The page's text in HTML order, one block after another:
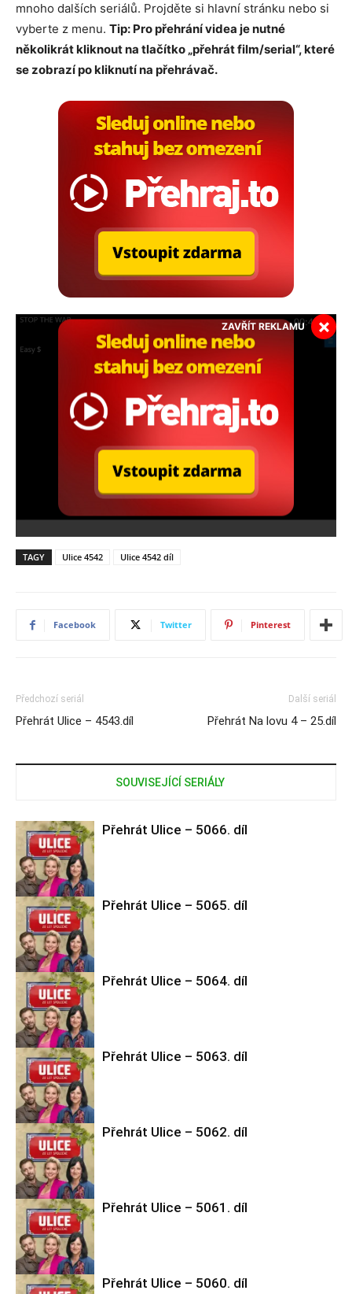
mnoho dalších seriálů. Projděte si hlavní stránku nebo si
vyberte z menu. Tip: Pro přehrání videa je nutné
několikrát kliknout na tlačítko „přehrát film/serial“, které
se zobrazí po kliknutí na přehrávač.
ZAVŘÍT REKLAMU ×
TAGY Ulice 4542 Ulice 4542 díl
Facebook Twitter Pinterest
Předchozí seriál
Přehrát Ulice – 4543.díl
Další seriál
Přehrát Na lovu 4 – 25.díl
SOUVISEJÍCÍ SERIÁLY
Ulice
Přehrát Ulice – 5066. díl
Ulice
Přehrát Ulice – 5065. díl
Ulice
Přehrát Ulice – 5064. díl
Ulice
Přehrát Ulice – 5063. díl
Ulice
Přehrát Ulice – 5062. díl
Přehrát Ulice – 5061. díl
Přehrát Ulice – 5060. díl